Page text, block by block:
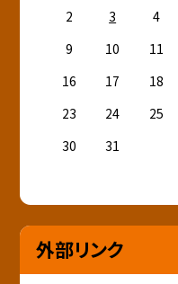
2
3 4
9
10 11
16
17 18
23
24 25
30
31
外部リンク